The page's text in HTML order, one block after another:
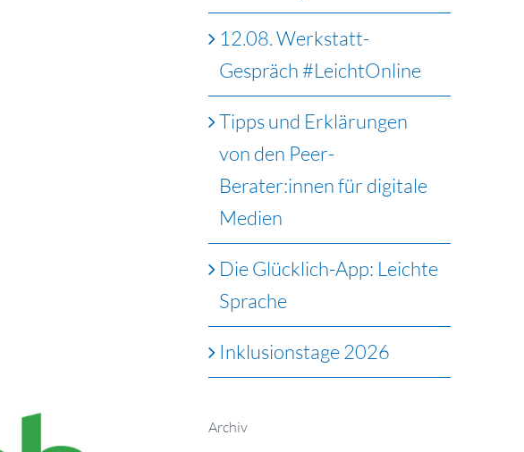
12.08. Werkstatt-
Gespräch #LeichtOnline
Tipps und Erklärungen
von den Peer-
Berater:innen für digitale
Medien
Die Glücklich-App: Leichte
Sprache
Inklusionstage 2026
Archiv